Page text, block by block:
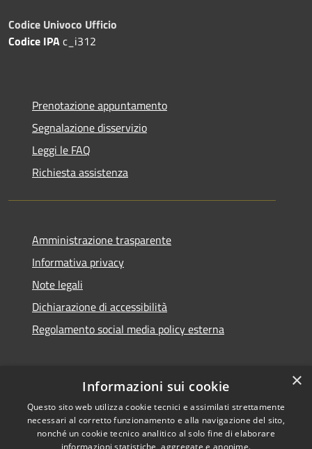
Codice Univoco Ufficio
Codice IPAc_i312
Prenotazione appuntamento
Segnalazione disservizio
Leggi le FAQ
Richiesta assistenza
Amministrazione trasparente
Informativa privacy
Note legali
Dichiarazione di accessibilità
Regolamento social media policy esterna
RSS
Accessibilità
Copyright © 2026 • Comune di
Santa Teresa Gallura •
×
Informazioni sui cookie
Questo sito web utilizza cookie tecnici e assimilati strettamente
necessari al corretto funzionamento e alla navigazione del sito,
nonché un cookie tecnico analitico al solo fine di elaborare
informazioni statistiche, aggregate e anonime.